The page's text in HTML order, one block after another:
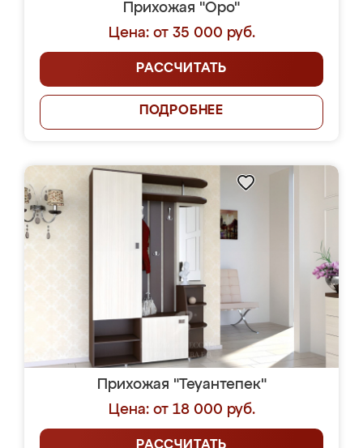
Прихожая "Оро"
Цена: от 35 000 руб.
РАССЧИТАТЬ
ПОДРОБНЕЕ
Прихожая "Теуантепек"
Цена: от 18 000 руб.